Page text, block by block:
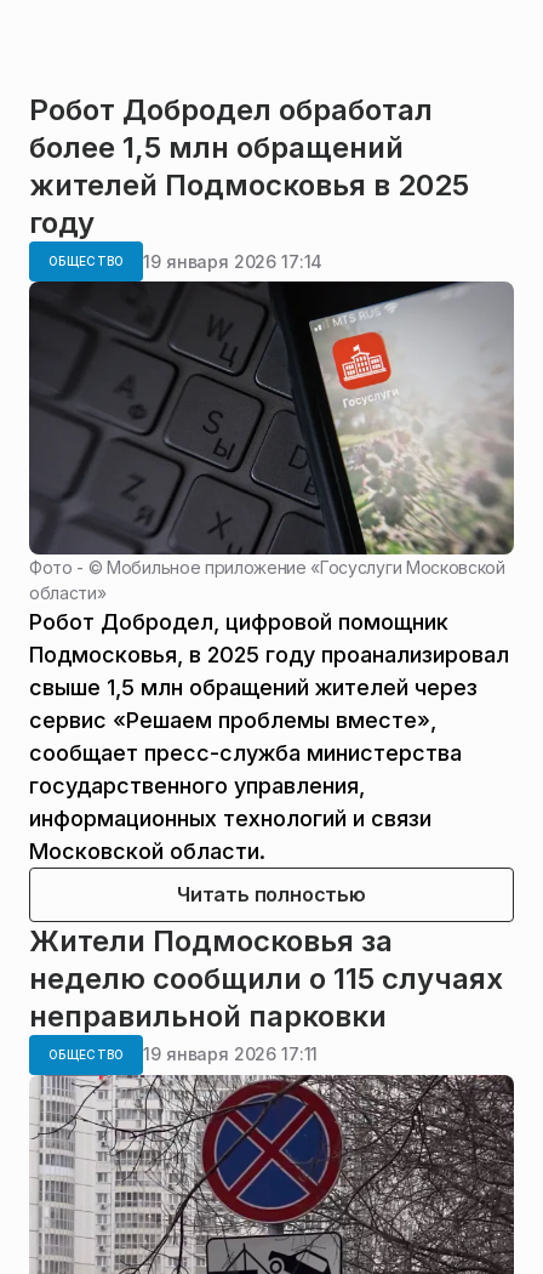
Робот Добродел обработал
более 1,5 млн обращений
жителей Подмосковья в 2025
году
ОБЩЕСТВО 19 января 2026 17:14
Фото - ©Мобильное приложение «Госуслуги Московской
области»
Робот Добродел, цифровой помощник
Подмосковья, в 2025 году проанализировал
свыше 1,5 млн обращений жителей через
сервис «Решаем проблемы вместе»,
сообщает пресс-служба министерства
государственного управления,
информационных технологий и связи
Московской области.
Читать полностью
Жители Подмосковья за
неделю сообщили о 115 случаях
неправильной парковки
ОБЩЕСТВО 19 января 2026 17:11